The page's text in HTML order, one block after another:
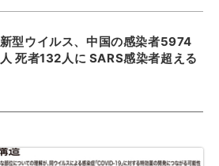
新型ウイルス、中国の感染者5974
人 死者132人に SARS感染者超える